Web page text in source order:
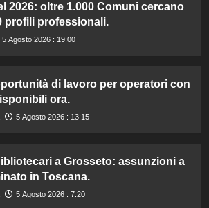
2026: oltre 1.000 Comuni cercano
profili professionali.
5 Agosto 2026 : 19:00
di lavoro per operatori con
ora.
5 Agosto 2026 : 13:15
a Grosseto: assunzioni a
in Toscana.
5 Agosto 2026 : 7:20